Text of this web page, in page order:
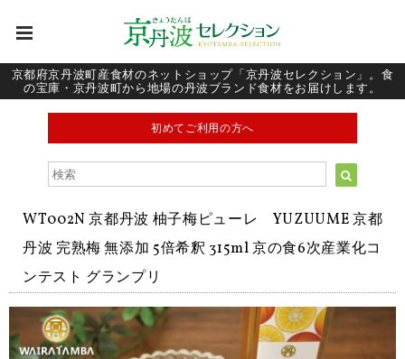
京都府京丹波町産食材のネットショップ「京丹波セレクション」。食
の宝庫・京丹波町から地場の丹波ブランド食材をお届けします。
初めてご利用の方へ
WT002N 京都丹波 柚子梅ピューレ YUZUUME 京都
丹波 完熟梅 無添加 5倍希釈 315ml 京の食6次産業化コ
ンテスト グランプリ